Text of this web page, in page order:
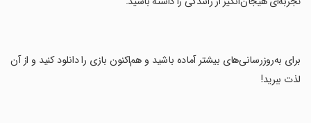
‏برای به‌روزرسانی‌های بیشتر آماده باشید و هم‌اکنون بازی را دانلود کنید و از آن
لذت ببرید!